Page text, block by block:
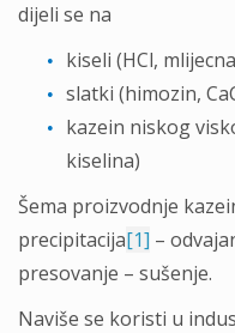
dijeli se na
kiseli (HCl,
slatki (himozin,
kazein niskog
kiselina)
Šema proizvodnje
precipitacija[1] –
presovanje – sušenje.
Naviše se koristi u